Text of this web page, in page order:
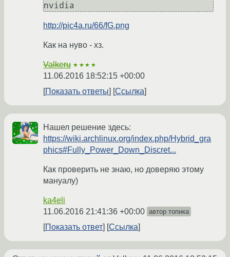
nvidia
http://pic4a.ru/66/fG.png
Как на нуво - хз.
Valkeru ★★★★
11.06.2016 18:52:15 +00:00
Показать ответы
Ссылка
Нашел решение здесь:
https://wiki.archlinux.org/index.php/Hybrid_gra
phics#Fully_Power_Down_Discret...
Как проверить не знаю, но доверяю этому
мануалу)
ka4eli
11.06.2016 21:41:36 +00:00 автор топика
Показать ответ Ссылка